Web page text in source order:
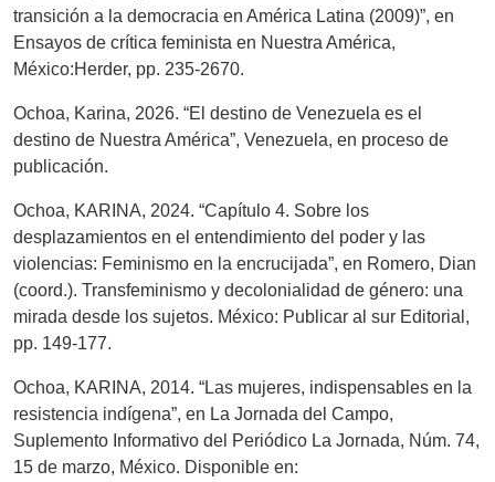
transición a la democracia en América Latina (2009)”, en
Ensayos de crítica feminista en Nuestra América,
México:Herder, pp. 235-2670.
Ochoa, Karina, 2026. “El destino de Venezuela es el
destino de Nuestra América”, Venezuela, en proceso de
publicación.
Ochoa, KARINA, 2024. “Capítulo 4. Sobre los
desplazamientos en el entendimiento del poder y las
violencias: Feminismo en la encrucijada”, en Romero, Dian
(coord.). Transfeminismo y decolonialidad de género: una
mirada desde los sujetos. México: Publicar al sur Editorial,
pp. 149-177.
Ochoa, KARINA, 2014. “Las mujeres, indispensables en la
resistencia indígena”, en La Jornada del Campo,
Suplemento Informativo del Periódico La Jornada, Núm. 74,
15 de marzo, México. Disponible en: